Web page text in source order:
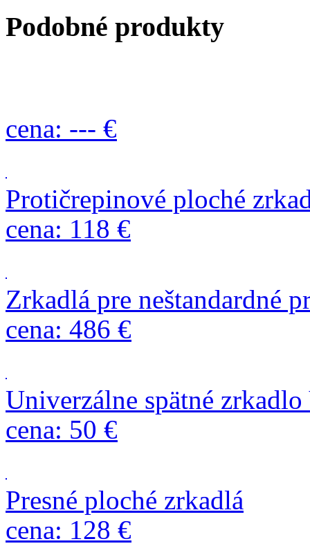
Podobné produkty
cena: --- €
Protičrepinové ploché
cena: 118 €
Zrkadlá pre neštandardné
cena: 486 €
Univerzálne spätné
cena: 50 €
Presné ploché zrkadlá
cena: 128 €